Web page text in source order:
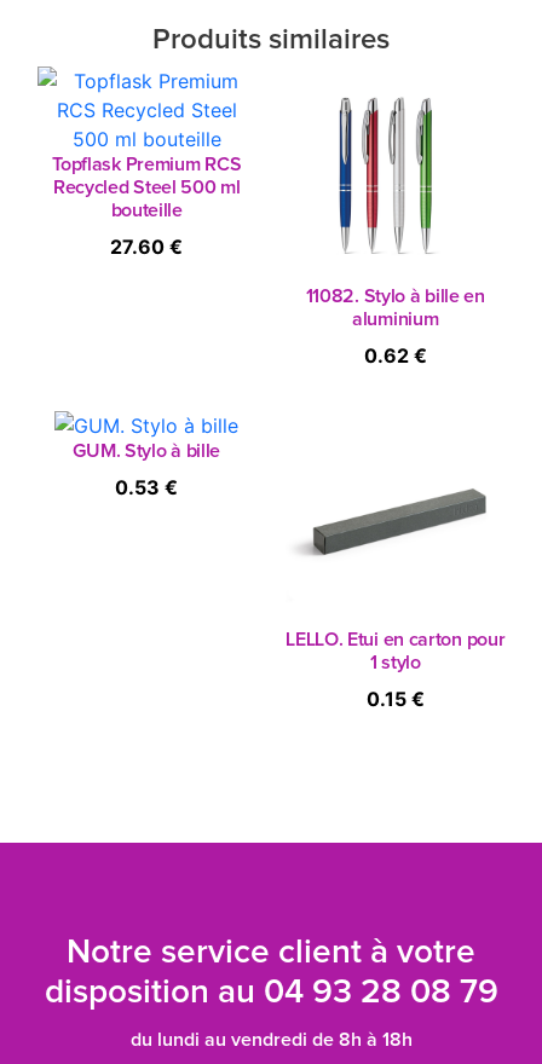
Produits similaires
Topflask Premium RCS
Recycled Steel 500 ml
bouteille
27.60 €
11082. Stylo à bille en
aluminium
0.62 €
GUM. Stylo à bille
0.53 €
LELLO. Etui en carton pour
1 stylo
0.15 €
Notre service client à votre
disposition au 04 93 28 08 79
du lundi au vendredi de 8h à 18h